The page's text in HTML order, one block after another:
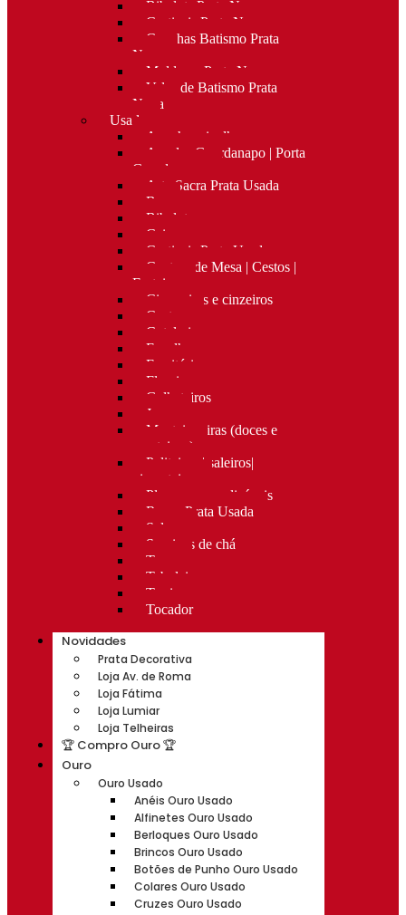
Bibelots Prata Nova
Castiçais Prata Nova
Conchas Batismo Prata
Nova
Molduras Prata Nova
Velas de Batismo Prata
Nova
Usado
Apanha migalhas
Argolas Guardanapo | Porta
Guardanapos
Arte Sacra Prata Usada
Bar
Bibelots
Caixas
Castiçais Prata Usada
Centros de Mesa | Cestos |
Fruteiras
Cigarreiras e cinzeiros
Costura
Cutelaria
Espelhos
Escritório
Floreiras
Galheteiros
Jarras
Manteigueiras (doces e
manteigas)
Paliteiros | saleiros|
pimenteiros
Placas personalizáveis
Rocas Prata Usada
Salvas
Serviços de chá
Taças
Tabuleiros
Terrinas
Tocador
Novidades
Prata Decorativa
Loja Av. de Roma
Loja Fátima
Loja Lumiar
Loja Telheiras
🏆 Compro Ouro 🏆
Ouro
Ouro Usado
Anéis Ouro Usado
Alfinetes Ouro Usado
Berloques Ouro Usado
Brincos Ouro Usado
Botões de Punho Ouro Usado
Colares Ouro Usado
Cruzes Ouro Usado